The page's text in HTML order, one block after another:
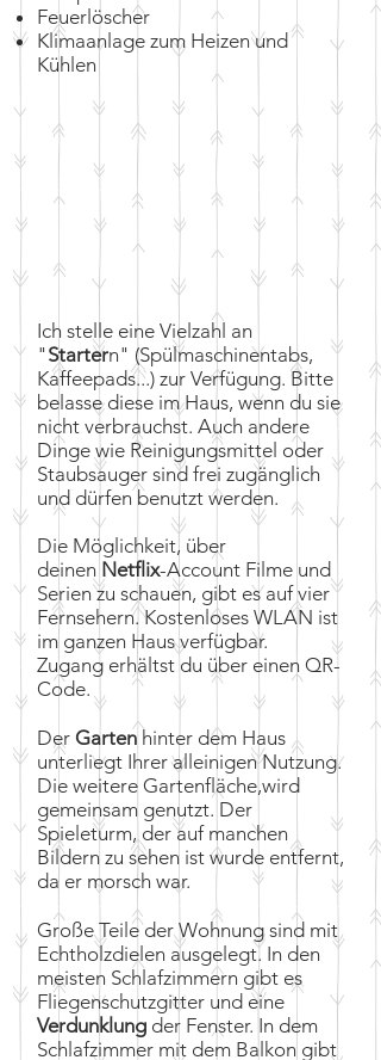
Feuerlöscher
Klimaanlage zum Heizen und
Kühlen
Ich stelle eine Vielzahl an
" Startern" (Spülmaschinentabs,
Kaffeepads...) zur Verfügung. Bitte
belasse diese im Haus, wenn du sie
nicht verbrauchst. Auch andere
Dinge wie Reinigungsmittel oder
Staubsauger sind frei zugänglich
und dürfen benutzt werden.
Die Möglichkeit, über
deinen Netflix-Account Filme und
Serien zu schauen, gibt es auf vier
Fernsehern. Kostenloses WLAN ist
im ganzen Haus verfügbar.
Zugang erhältst du über einen QR-
Code.
Der Garten hinter dem Haus
unterliegt Ihrer alleinigen Nutzung.
Die weitere Gartenfläche,wird
gemeinsam genutzt. Der
Spieleturm, der auf manchen
Bildern zu sehen ist wurde entfernt,
da er morsch war.
Große Teile der Wohnung sind mit
Echtholzdielen ausgelegt. In den
meisten Schlafzimmern gibt es
Fliegenschutzgitter und eine
Verdunklung der Fenster. In dem
Schlafzimmer mit dem Balkon gibt